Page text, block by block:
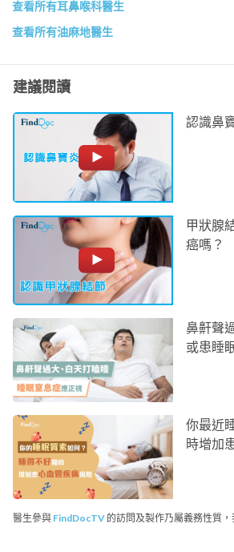
查看所有耳鼻喉科醫生
查看所有油麻地醫生
建議閱讀
認識鼻
甲狀腺
癌嗎？
鼻鼾聲
或患睡
你最近
時增加
醫生參與 FindDocTV 的訪問及製作乃屬義務性質